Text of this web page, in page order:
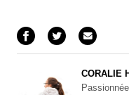
CORALIE